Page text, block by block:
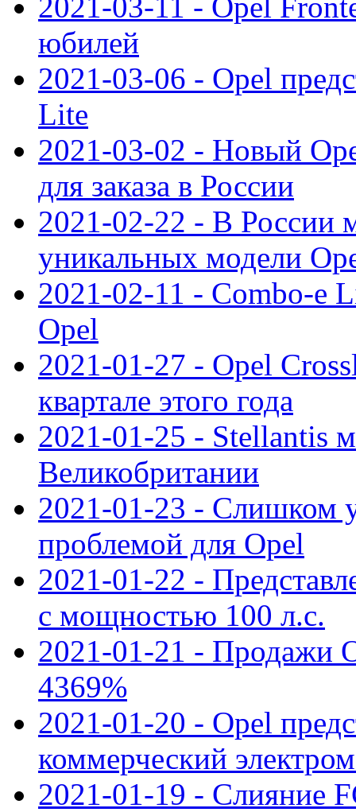
юбилей
2021-03-06 - Opel
Lite
2021-03-02 - Новый
для заказа в России
2021-02-22 - В России
уникальных модели
2021-02-11 - Combo-e
Opel
2021-01-27 - Opel
квартале этого года
2021-01-25 - Stellantis
Великобритании
2021-01-23 - Слишком
проблемой для Opel
2021-01-22 -
с мощностью 100 л.с.
2021-01-21 - Продажи
4369%
2021-01-20 - Opel
коммерческий
2021-01-19 - Слияние